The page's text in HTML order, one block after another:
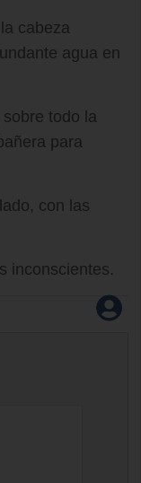
cabeza
agua en
todo la
para
con las
inconscientes.